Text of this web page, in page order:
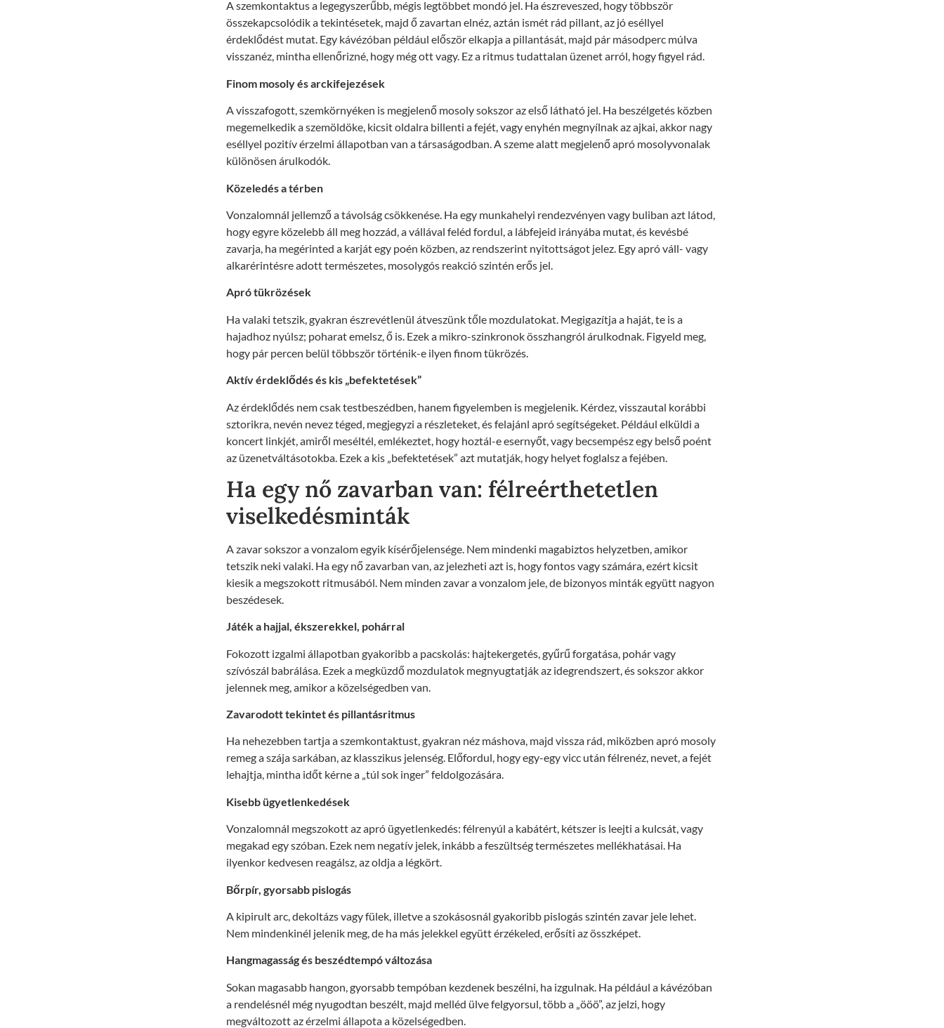
A szemkontaktus a legegyszerűbb, mégis legtöbbet mondó jel. Ha észreveszed, hogy többször
összekapcsolódik a tekintésetek, majd ő zavartan elnéz, aztán ismét rád pillant, az jó eséllyel
érdeklődést mutat. Egy kávézóban például először elkapja a pillantását, majd pár másodperc múlva
visszanéz, mintha ellenőrizné, hogy még ott vagy. Ez a ritmus tudattalan üzenet arról, hogy figyel rád.
Finom mosoly és arckifejezések
A visszafogott, szemkörnyéken is megjelenő mosoly sokszor az első látható jel. Ha beszélgetés közben
megemelkedik a szemöldöke, kicsit oldalra billenti a fejét, vagy enyhén megnyílnak az ajkai, akkor nagy
eséllyel pozitív érzelmi állapotban van a társaságodban. A szeme alatt megjelenő apró mosolyvonalak
különösen árulkodók.
Közeledés a térben
Vonzalomnál jellemző a távolság csökkenése. Ha egy munkahelyi rendezvényen vagy buliban azt látod,
hogy egyre közelebb áll meg hozzád, a vállával feléd fordul, a lábfejeid irányába mutat, és kevésbé
zavarja, ha megérinted a karját egy poén közben, az rendszerint nyitottságot jelez. Egy apró váll- vagy
alkarérintésre adott természetes, mosolygós reakció szintén erős jel.
Apró tükrözések
Ha valaki tetszik, gyakran észrevétlenül átveszünk tőle mozdulatokat. Megigazítja a haját, te is a
hajadhoz nyúlsz; poharat emelsz, ő is. Ezek a mikro-szinkronok összhangról árulkodnak. Figyeld meg,
hogy pár percen belül többször történik-e ilyen finom tükrözés.
Aktív érdeklődés és kis „befektetések”
Az érdeklődés nem csak testbeszédben, hanem figyelemben is megjelenik. Kérdez, visszautal korábbi
sztorikra, nevén nevez téged, megjegyzi a részleteket, és felajánl apró segítségeket. Például elküldi a
koncert linkjét, amiről meséltél, emlékeztet, hogy hoztál-e esernyőt, vagy becsempész egy belső poént
az üzenetváltásotokba. Ezek a kis „befektetések” azt mutatják, hogy helyet foglalsz a fejében.
Ha egy nő zavarban van: félreérthetetlen
viselkedésminták
A zavar sokszor a vonzalom egyik kísérőjelensége. Nem mindenki magabiztos helyzetben, amikor
tetszik neki valaki. Ha egy nő zavarban van, az jelezheti azt is, hogy fontos vagy számára, ezért kicsit
kiesik a megszokott ritmusából. Nem minden zavar a vonzalom jele, de bizonyos minták együtt nagyon
beszédesek.
Játék a hajjal, ékszerekkel, pohárral
Fokozott izgalmi állapotban gyakoribb a pacskolás: hajtekergetés, gyűrű forgatása, pohár vagy
szívószál babrálása. Ezek a megküzdő mozdulatok megnyugtatják az idegrendszert, és sokszor akkor
jelennek meg, amikor a közelségedben van.
Zavarodott tekintet és pillantásritmus
Ha nehezebben tartja a szemkontaktust, gyakran néz máshova, majd vissza rád, miközben apró mosoly
remeg a szája sarkában, az klasszikus jelenség. Előfordul, hogy egy-egy vicc után félrenéz, nevet, a fejét
lehajtja, mintha időt kérne a „túl sok inger” feldolgozására.
Kisebb ügyetlenkedések
Vonzalomnál megszokott az apró ügyetlenkedés: félrenyúl a kabátért, kétszer is leejti a kulcsát, vagy
megakad egy szóban. Ezek nem negatív jelek, inkább a feszültség természetes mellékhatásai. Ha
ilyenkor kedvesen reagálsz, az oldja a légkört.
Bőrpír, gyorsabb pislogás
A kipirult arc, dekoltázs vagy fülek, illetve a szokásosnál gyakoribb pislogás szintén zavar jele lehet.
Nem mindenkinél jelenik meg, de ha más jelekkel együtt érzékeled, erősíti az összképet.
Hangmagasság és beszédtempó változása
Sokan magasabb hangon, gyorsabb tempóban kezdenek beszélni, ha izgulnak. Ha például a kávézóban
a rendelésnél még nyugodtan beszélt, majd melléd ülve felgyorsul, több a „ööö”, az jelzi, hogy
megváltozott az érzelmi állapota a közelségedben.